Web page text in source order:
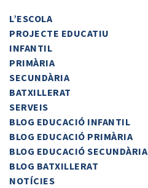
L’ESCOLA
PROJECTE EDUCATIU
INFANTIL
PRIMÀRIA
SECUNDÀRIA
BATXILLERAT
SERVEIS
BLOG EDUCACIÓ INFANTIL
BLOG EDUCACIÓ PRIMÀRIA
BLOG EDUCACIÓ SECUNDÀRIA
BLOG BATXILLERAT
NOTÍCIES